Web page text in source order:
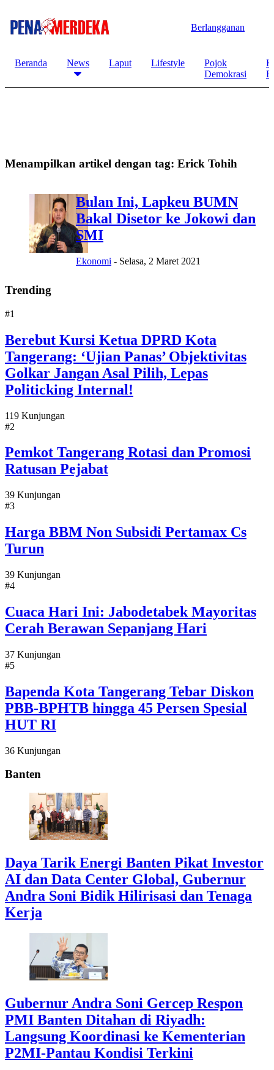
Berlangganan
Beranda News Laput Lifestyle
Pojok
Demokrasi
Menampilkan artikel dengan tag: Erick Tohih
Bulan Ini, Lapkeu BUMN
Bakal Disetor ke Jokowi dan
SMI
Ekonomi - Selasa, 2 Maret 2021
Trending
#1
Berebut Kursi Ketua DPRD Kota
Tangerang: ‘Ujian Panas’ Objektivitas
Golkar Jangan Asal Pilih, Lepas
Politicking Internal!
119 Kunjungan
#2
Pemkot Tangerang Rotasi dan Promosi
Ratusan Pejabat
39 Kunjungan
#3
Harga BBM Non Subsidi Pertamax Cs
Turun
39 Kunjungan
#4
Cuaca Hari Ini: Jabodetabek Mayoritas
Cerah Berawan Sepanjang Hari
37 Kunjungan
#5
Bapenda Kota Tangerang Tebar Diskon
PBB-BPHTB hingga 45 Persen Spesial
HUT RI
36 Kunjungan
Banten
Daya Tarik Energi Banten Pikat Investor
AI dan Data Center Global, Gubernur
Andra Soni Bidik Hilirisasi dan Tenaga
Kerja
Gubernur Andra Soni Gercep Respon
PMI Banten Ditahan di Riyadh:
Langsung Koordinasi ke Kementerian
P2MI-Pantau Kondisi Terkini